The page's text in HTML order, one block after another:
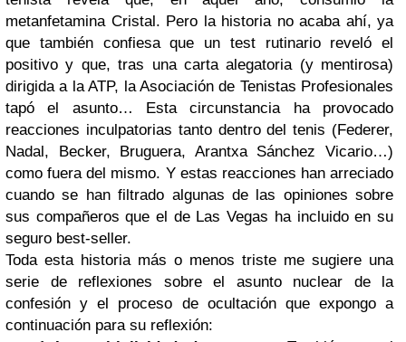
metanfetamina Cristal. Pero la historia no acaba ahí, ya
que también confiesa que un test rutinario reveló el
positivo y que, tras una carta alegatoria (y mentirosa)
dirigida a la ATP, la Asociación de Tenistas Profesionales
tapó el asunto… Esta circunstancia ha provocado
reacciones inculpatorias tanto dentro del tenis (Federer,
Nadal, Becker, Bruguera, Arantxa Sánchez Vicario…)
como fuera del mismo. Y estas reacciones han arreciado
cuando se han filtrado algunas de las opiniones sobre
sus compañeros que el de Las Vegas ha incluido en su
seguro best-seller.
Toda esta historia más o menos triste me sugiere una
serie de reflexiones sobre el asunto nuclear de la
confesión y el proceso de ocultación que expongo a
continuación para su reflexión: